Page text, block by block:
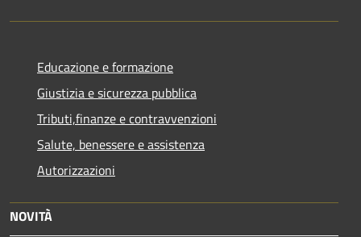
Educazione e formazione
Giustizia e sicurezza pubblica
Tributi,finanze e contravvenzioni
Salute, benessere e assistenza
Autorizzazioni
NOVITÀ